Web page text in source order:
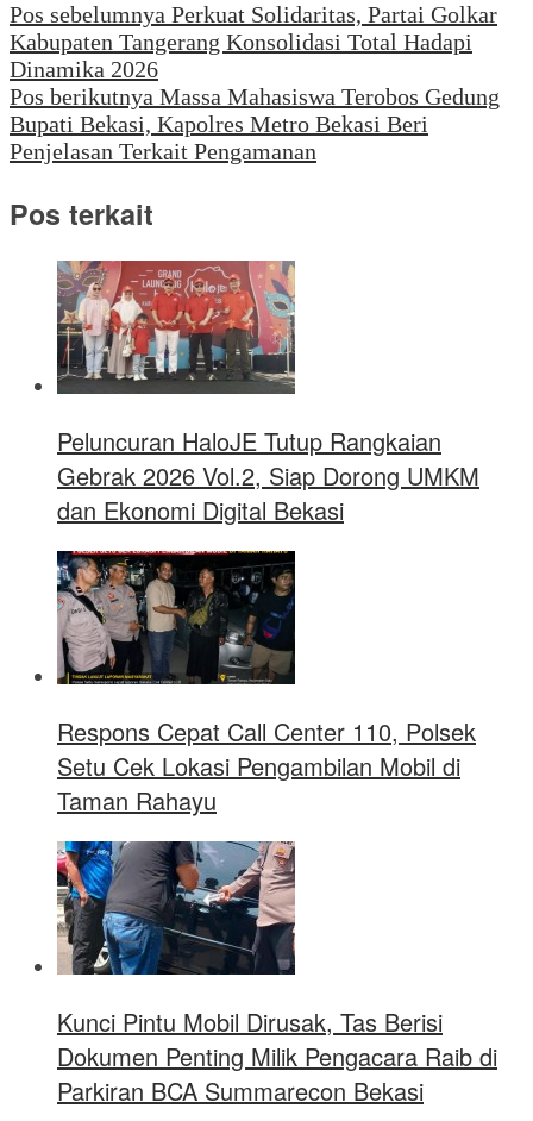
Pos sebelumnya Perkuat Solidaritas, Partai Golkar
Kabupaten Tangerang Konsolidasi Total Hadapi
Dinamika 2026
Pos berikutnya Massa Mahasiswa Terobos Gedung
Bupati Bekasi, Kapolres Metro Bekasi Beri
Penjelasan Terkait Pengamanan
Pos terkait
Peluncuran HaloJE Tutup Rangkaian
Gebrak 2026 Vol.2, Siap Dorong UMKM
dan Ekonomi Digital Bekasi
Respons Cepat Call Center 110, Polsek
Setu Cek Lokasi Pengambilan Mobil di
Taman Rahayu
Kunci Pintu Mobil Dirusak, Tas Berisi
Dokumen Penting Milik Pengacara Raib di
Parkiran BCA Summarecon Bekasi